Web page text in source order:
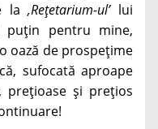
la‚Rețetarium-ul’lui
puțin pentru mine,
oază de prospețime
sufocată aproape
prețioase și prețios